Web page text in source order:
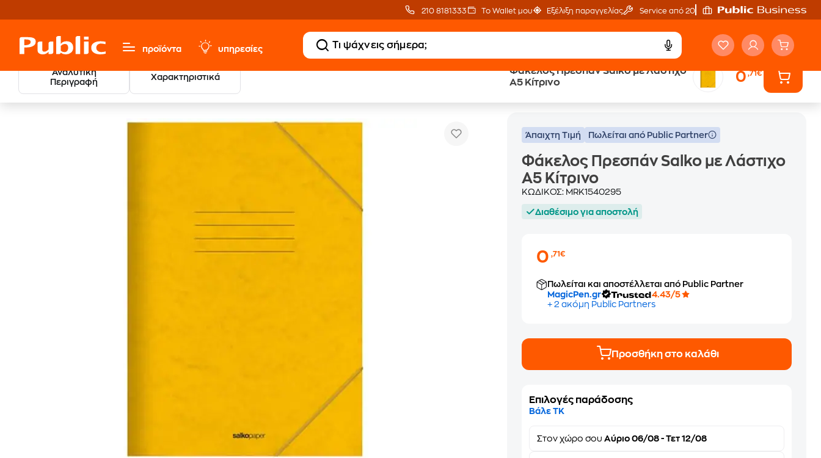
210 8181333 Το Wallet μου Εξέλιξη παραγγελίας Service από 20'
προϊόντα υπηρεσίες
Αναλυτική
Περιγραφή
Χαρακτηριστικά
Φάκελος Πρεσπάν Salko με Λάστιχο
A5 Κίτρινο
0,71€
Χαρτικά & Γραφική Ύλη
Φάκελος Πρεσπάν Salko με Λάστιχο A5 Κίτρινο
Άπαιχτη Τιμή Πωλείται από Public Partner
Φάκελος Πρεσπάν Salko με Λάστιχο
A5 Κίτρινο
ΚΩΔΙΚΟΣ: MRK1540295
Διαθέσιμο για αποστολή
0,71€
Πωλείται και αποστέλλεται από Public Partner
MagicPen.gr
4.43/5
+ 2 ακόμη Public Partners
Προσθήκη στο καλάθι
Επιλογές παράδοσης
Βάλε ΤΚ
Στονχώρο σου Αύριο 06/08 - Τετ 12/08